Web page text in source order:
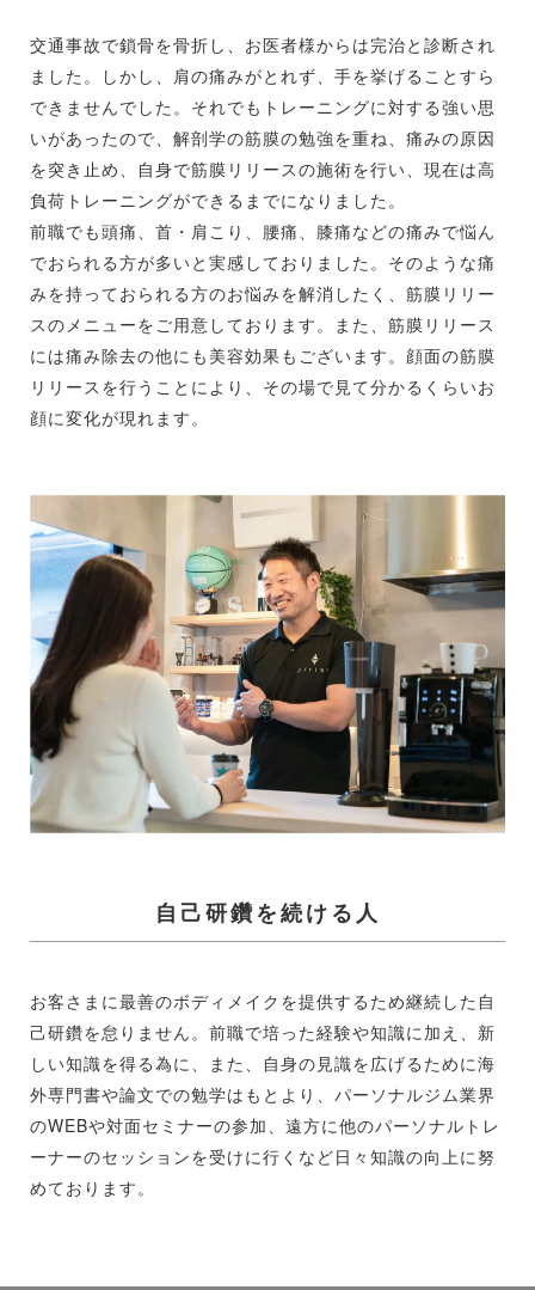
交通事故で鎖骨を骨折し、お医者様からは完治と診断され
ました。しかし、肩の痛みがとれず、手を挙げることすら
できませんでした。それでもトレーニングに対する強い思
いがあったので、解剖学の筋膜の勉強を重ね、痛みの原因
を突き止め、自身で筋膜リリースの施術を行い、現在は高
負荷トレーニングができるまでになりました。
前職でも頭痛、首・肩こり、腰痛、膝痛などの痛みで悩ん
でおられる方が多いと実感しておりました。そのような痛
みを持っておられる方のお悩みを解消したく、筋膜リリー
スのメニューをご用意しております。また、筋膜リリース
には痛み除去の他にも美容効果もございます。顔面の筋膜
リリースを行うことにより、その場で見て分かるくらいお
顔に変化が現れます。
自己研鑽を続ける人
お客さまに最善のボディメイクを提供するため継続した自
己研鑽を怠りません。前職で培った経験や知識に加え、新
しい知識を得る為に、また、自身の見識を広げるために海
外専門書や論文での勉学はもとより、パーソナルジム業界
のWEBや対面セミナーの参加、遠方に他のパーソナルトレ
ーナーのセッションを受けに行くなど日々知識の向上に努
めております。